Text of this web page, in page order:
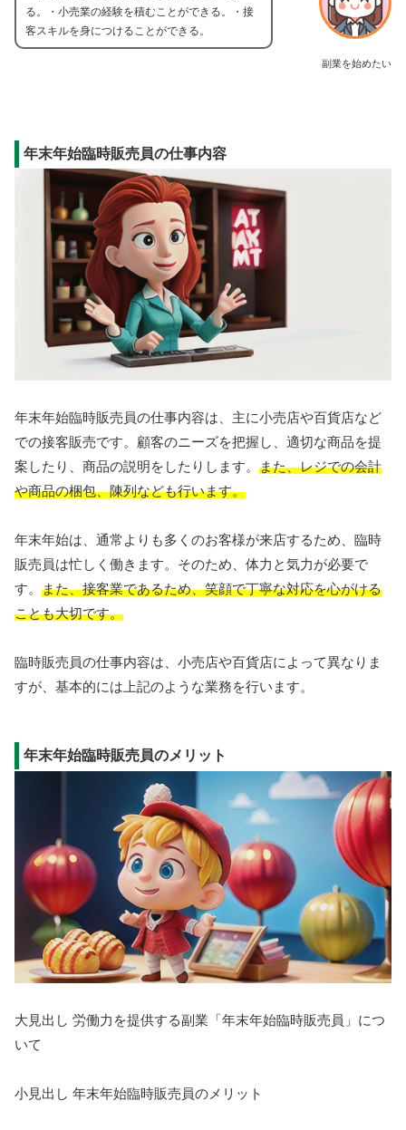
副業を始めたい
る。・小売業の経験を積むことができる。・接
客スキルを身につけることができる。
年末年始臨時販売員の仕事内容
年末年始臨時販売員の仕事内容は、主に小売店や百貨店など
での接客販売です。顧客のニーズを把握し、適切な商品を提
案したり、商品の説明をしたりします。 また、レジでの会計
や商品の梱包、陳列なども行います。
年末年始は、通常よりも多くのお客様が来店するため、臨時
販売員は忙しく働きます。そのため、体力と気力が必要で
す。 また、接客業であるため、笑顔で丁寧な対応を心がける
ことも大切です。
臨時販売員の仕事内容は、小売店や百貨店によって異なりま
すが、基本的には上記のような業務を行います。
年末年始臨時販売員のメリット
大見出し 労働力を提供する副業「年末年始臨時販売員」につ
いて
小見出し 年末年始臨時販売員のメリット